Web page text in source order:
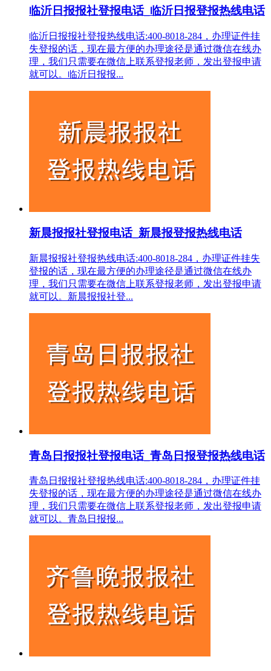
临沂日报报社登报电话_临沂日报登报热线电话
临沂日报报社登报热线电话:400-8018-284，办理证件挂
失登报的话，现在最方便的办理途径是通过微信在线办
理，我们只需要在微信上联系登报老师，发出登报申请
就可以。临沂日报报...
新晨报报社登报电话_新晨报登报热线电话
新晨报报社登报热线电话:400-8018-284，办理证件挂失
登报的话，现在最方便的办理途径是通过微信在线办
理，我们只需要在微信上联系登报老师，发出登报申请
就可以。新晨报报社登...
青岛日报报社登报电话_青岛日报登报热线电话
青岛日报报社登报热线电话:400-8018-284，办理证件挂
失登报的话，现在最方便的办理途径是通过微信在线办
理，我们只需要在微信上联系登报老师，发出登报申请
就可以。青岛日报报...